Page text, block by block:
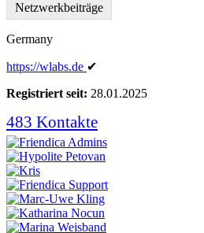
Netzwerkbeiträge
Germany
https://wlabs.de ✔
Registriert seit: 28.01.2025
483 Kontakte
Kontakte
anzeigen